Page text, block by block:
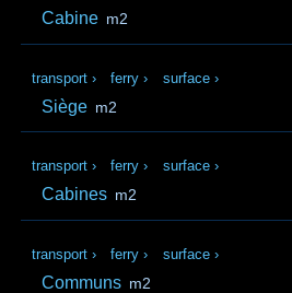
Cabine m2
transport › ferry › surface ›
Siège m2
transport › ferry › surface ›
Cabines m2
transport › ferry › surface ›
Communs m2